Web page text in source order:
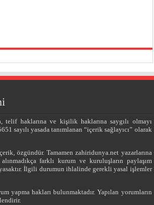
telif haklarına ve kişilik haklarına saygılı olmayı
sayılı yasada tanımlanan “içerik sağlayıcı” olarak
özgündür. Tamamen zahiridunya.net yazarlarına
farklı kurum ve kuruluşların paylaşım
yasaktır. İlgili durumun ihlalinde gerekli yasal işlemler
yapma hakları bulunmaktadır. Yapılan yorumların